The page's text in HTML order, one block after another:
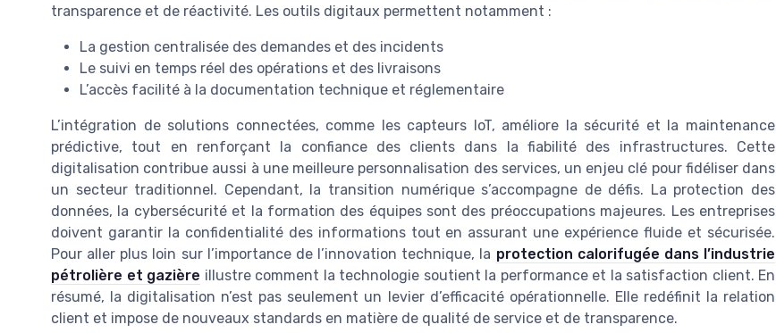
transparence et de réactivité. Les outils digitaux permettent notamment :
La gestion centralisée des demandes et des incidents
Le suivi en temps réel des opérations et des livraisons
L’accès facilité à la documentation technique et réglementaire
L’intégration de solutions connectées, comme les capteurs IoT, améliore la sécurité et la maintenance
prédictive, tout en renforçant la confiance des clients dans la fiabilité des infrastructures. Cette
digitalisation contribue aussi à une meilleure personnalisation des services, un enjeu clé pour fidéliser dans
un secteur traditionnel. Cependant, la transition numérique s’accompagne de défis. La protection des
données, la cybersécurité et la formation des équipes sont des préoccupations majeures. Les entreprises
doivent garantir la confidentialité des informations tout en assurant une expérience fluide et sécurisée.
Pour aller plus loin sur l’importance de l’innovation technique, la protection calorifugée dans l’industrie
pétrolière et gazière illustre comment la technologie soutient la performance et la satisfaction client. En
résumé, la digitalisation n’est pas seulement un levier d’efficacité opérationnelle. Elle redéfinit la relation
client et impose de nouveaux standards en matière de qualité de service et de transparence.